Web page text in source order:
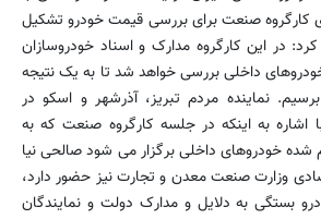
کارگروه صنعت برای بررسی قیمت خودرو تشکیل
در این کارگروه مدارک و اسناد خودروسازان
داخلی بررسی خواهد شد تا به یک نتیجه
نماینده مردم تبریز، آذرشهر و اسکو در
به اینکه در جلسه کارگروه صنعت که به
خودروهای داخلی برگزار می شود صالحی نیا
وزارت صنعت معدن و تجارت نیز حضور دارد،
بستگی به دلایل و مدارک دولت و نمایندگان